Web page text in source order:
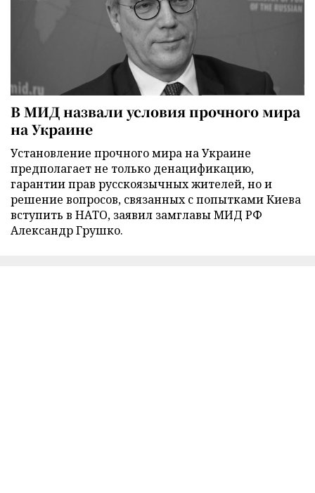
В МИД назвали условия прочного мира
на Украине
Установление прочного мира на Украине
предполагает не только денацификацию,
гарантии прав русскоязычных жителей, но и
решение вопросов, связанных с попытками Киева
вступить в НАТО, заявил замглавы МИД РФ
Александр Грушко.